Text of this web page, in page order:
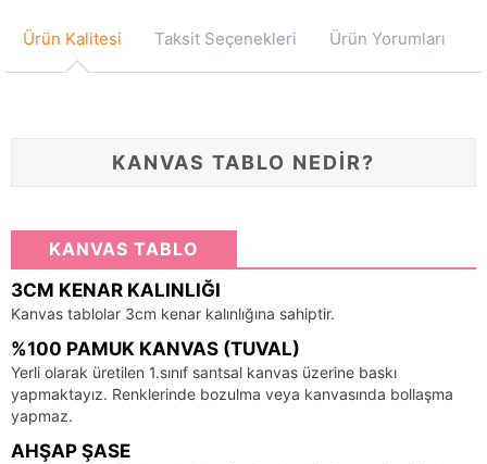
Ürün Kalitesi Taksit Seçenekleri Ürün Yorumları
KANVAS TABLO NEDİR?
KANVAS TABLO
3CM KENAR KALINLIĞI
Kanvas tablolar 3cm kenar kalınlığına sahiptir.
%100 PAMUK KANVAS (TUVAL)
Yerli olarak üretilen 1.sınıf santsal kanvas üzerine baskı
yapmaktayız. Renklerinde bozulma veya kanvasında bollaşma
yapmaz.
AHŞAP ŞASE